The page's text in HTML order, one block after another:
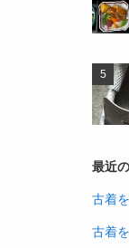
最近
古着
古着